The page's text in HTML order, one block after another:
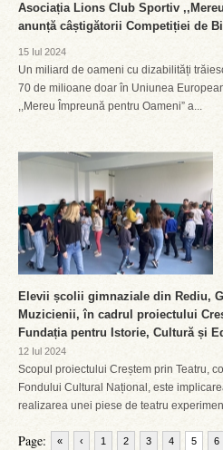
Asociația Lions Club Sportiv
anunță câștigătorii Competiției de
15 Iul 2024
Un miliard de oameni cu dizabilități
70 de milioane doar în Uniunea
,,Mereu Împreună pentru Oameni” a...
Elevii școlii gimnaziale din Rediu,
Muzicienii, în cadrul proiectului
Fundația pentru Istorie, Cultură și
12 Iul 2024
Scopul proiectului Creștem prin Teatru,
Fondului Cultural Național, este
realizarea unei piese de teatru
Page: « ‹ 1 2 3 4 5 6